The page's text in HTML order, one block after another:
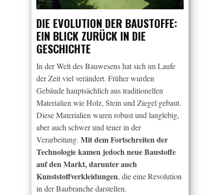
DIE EVOLUTION DER BAUSTOFFE:
EIN BLICK ZURÜCK IN DIE
GESCHICHTE
In der Welt des Bauwesens hat sich im Laufe
der Zeit viel verändert. Früher wurden
Gebäude hauptsächlich aus traditionellen
Materialien wie Holz, Stein und Ziegel gebaut.
Diese Materialien waren robust und langlebig,
aber auch schwer und teuer in der
Verarbeitung. Mit dem Fortschreiten der
Technologie kamen jedoch neue Baustoffe
auf den Markt, darunter auch
Kunststoffverkleidungen, die eine Revolution
in der Baubranche darstellen.